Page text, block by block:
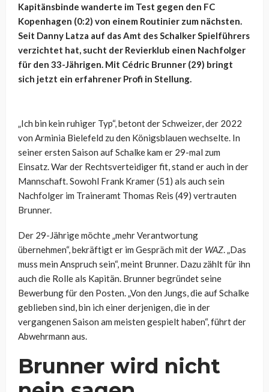
Kapitänsbinde wanderte im Test gegen den FC
Kopenhagen (0:2) von einem Routinier zum nächsten.
Seit Danny Latza auf das Amt des Schalker Spielführers
verzichtet hat, sucht der Revierklub einen Nachfolger
für den 33-Jährigen. Mit Cédric Brunner (29) bringt
sich jetzt ein erfahrener Profi in Stellung.
„Ich bin kein ruhiger Typ“, betont der Schweizer, der 2022
von Arminia Bielefeld zu den Königsblauen wechselte. In
seiner ersten Saison auf Schalke kam er 29-mal zum
Einsatz. War der Rechtsverteidiger fit, stand er auch in der
Mannschaft. Sowohl Frank Kramer (51) als auch sein
Nachfolger im Traineramt Thomas Reis (49) vertrauten
Brunner.
Der 29-Jährige möchte „mehr Verantwortung
übernehmen“, bekräftigt er im Gespräch mit der WAZ. „Das
muss mein Anspruch sein“, meint Brunner. Dazu zählt für ihn
auch die Rolle als Kapitän. Brunner begründet seine
Bewerbung für den Posten. „Von den Jungs, die auf Schalke
geblieben sind, bin ich einer derjenigen, die in der
vergangenen Saison am meisten gespielt haben“, führt der
Abwehrmann aus.
Brunner wird nicht